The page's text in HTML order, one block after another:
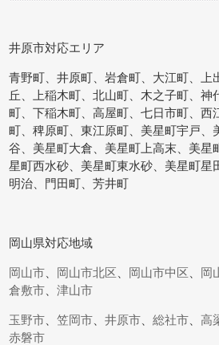
井原市対応エリア
青野町、井原町、岩倉町、大江町、上
丘、上稲木町、北山町、木之子町、神
町、下稲木町、高屋町、七日市町、西
町、稗原町、東江原町、美星町宇戸、
谷、美星町大倉、美星町上高末、美星
星町西水砂、美星町東水砂、美星町星
明治、門田町、芳井町
岡山県対応地域
岡山市 岡山市北区 岡山市中区 岡
倉敷市 、津山市
玉野市 、笠岡市 、井原市 、総社市 、高
赤磐市